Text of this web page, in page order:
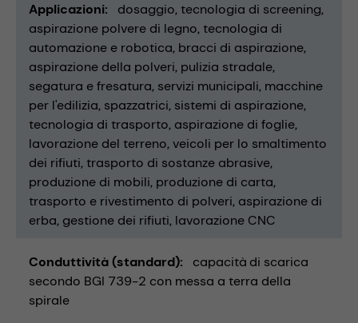
Applicazioni dosaggio tecnologia di screening
aspirazione polvere di legno tecnologia di
automazione e robotica bracci di aspirazione
aspirazione della polveri pulizia stradale
segatura e fresatura servizi municipali macchine
per l'edilizia spazzatrici sistemi di aspirazione
tecnologia di trasporto aspirazione di foglie
lavorazione del terreno veicoli per lo smaltimento
dei rifiuti trasporto di sostanze abrasive
produzione di mobili produzione di carta
trasporto e rivestimento di polveri aspirazione di
erba gestione dei rifiuti lavorazione CNC
Conduttività (standard)
capacità di scarica
secondo BGI 739-2 con messa a terra della
spirale